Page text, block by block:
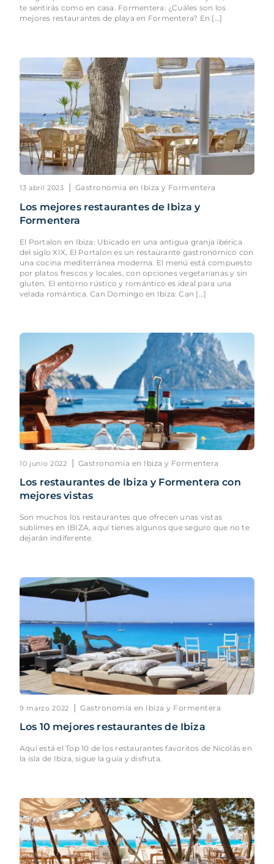
te sentirás como en casa. Formentera: ¿Cuáles son los
mejores restaurantes de playa en Formentera? En […]
13 abril 2023 | Gastronomía en Ibiza y Formentera
Los mejores restaurantes de Ibiza y
Formentera
El Portalon en Ibiza: Ubicado en una antigua granja ibérica
del siglo XIX, El Portalon es un restaurante gastronómico con
una cocina mediterránea moderna. El menú está compuesto
por platos frescos y locales, con opciones vegetarianas y sin
gluten. El entorno rústico y romántico es ideal para una
velada romántica. Can Domingo en Ibiza: Can […]
10 junio 2022 | Gastronomía en Ibiza y Formentera
Los restaurantes de Ibiza y Formentera con
mejores vistas
Son muchos los restaurantes que ofrecen unas vistas
sublimes en IBIZA, aquí tienes algunos que seguro que no te
dejarán indiferente.
9 marzo 2022 | Gastronomía en Ibiza y Formentera
Los 10 mejores restaurantes de Ibiza
Aquí está el Top 10 de los restaurantes favoritos de Nicolás en
la isla de Ibiza, sigue la guía y disfruta.